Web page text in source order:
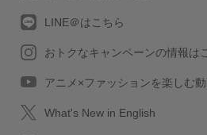
LINE＠はこちら
おトクなキャンペーンの情報は
アニメ×ファッションを楽しむ
What's New in English